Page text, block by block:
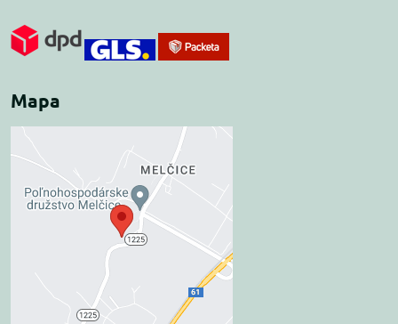
Mapa
Externý obsah je
blokovaný Voľbami
súkromia
Prajete si načítať externý obsah?
Povoliť tentokrát